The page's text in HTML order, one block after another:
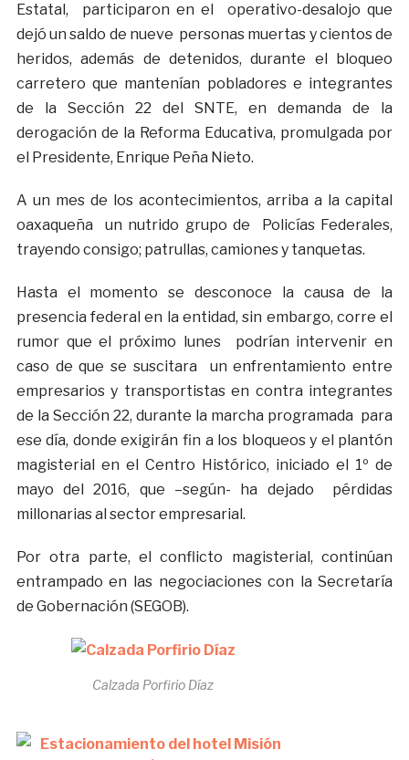
Estatal, participaron en el operativo-desalojo que
dejó un saldo de nueve personas muertas y cientos de
heridos, además de detenidos, durante el bloqueo
carretero que mantenían pobladores e integrantes
de la Sección 22 del SNTE, en demanda de la
derogación de la Reforma Educativa, promulgada por
el Presidente, Enrique Peña Nieto.
A un mes de los acontecimientos, arriba a la capital
oaxaqueña un nutrido grupo de Policías Federales,
trayendo consigo; patrullas, camiones y tanquetas.
Hasta el momento se desconoce la causa de la
presencia federal en la entidad, sin embargo, corre el
rumor que el próximo lunes podrían intervenir en
caso de que se suscitara un enfrentamiento entre
empresarios y transportistas en contra integrantes
de la Sección 22, durante la marcha programada para
ese día, donde exigirán fin a los bloqueos y el plantón
magisterial en el Centro Histórico, iniciado el 1º de
mayo del 2016, que –según- ha dejado pérdidas
millonarias al sector empresarial.
Por otra parte, el conflicto magisterial, continúan
entrampado en las negociaciones con la Secretaría
de Gobernación (SEGOB).
Calzada Porfirio Díaz